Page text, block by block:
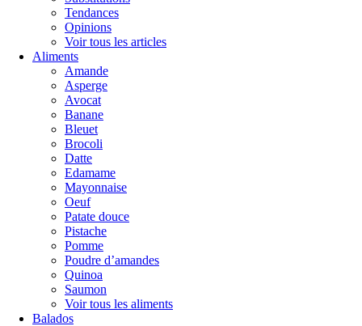
Tendances
Opinions
Voir tous les articles
Aliments
Amande
Asperge
Avocat
Banane
Bleuet
Brocoli
Datte
Edamame
Mayonnaise
Oeuf
Patate douce
Pistache
Pomme
Poudre d’amandes
Quinoa
Saumon
Voir tous les aliments
Balados